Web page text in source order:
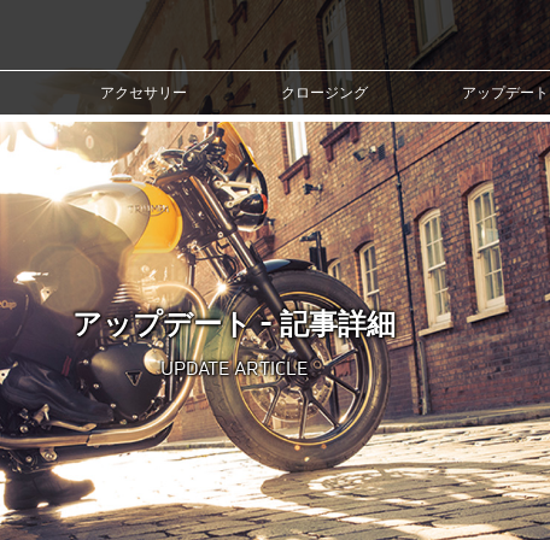
アクセサリー クロージング アップデート
アップデート - 記事詳細
UPDATE ARTICLE